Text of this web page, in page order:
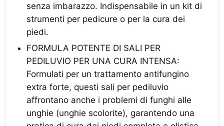
senza imbarazzo. Indispensabile in un kit di
strumenti per pedicure o per la cura dei
piedi.
FORMULA POTENTE DI SALI PER
PEDILUVIO PER UNA CURA INTENSA:
Formulati per un trattamento antifungino
extra forte, questi sali per pediluvio
affrontano anche i problemi di funghi alle
unghie (unghie scolorite), garantendo una